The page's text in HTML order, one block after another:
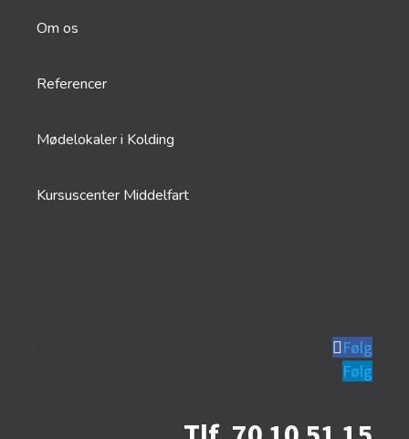
Om os
Referencer
Mødelokaler i Kolding
Kursuscenter Middelfart
Følg
Følg